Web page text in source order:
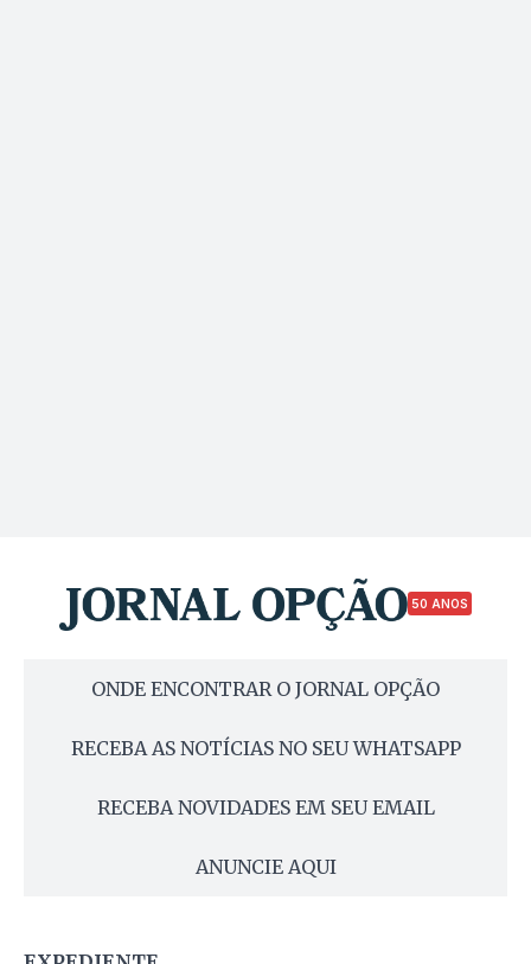
50 ANOS
ONDE ENCONTRAR O JORNAL OPÇÃO
RECEBA AS NOTÍCIAS NO SEU WHATSAPP
RECEBA NOVIDADES EM SEU EMAIL
ANUNCIE AQUI